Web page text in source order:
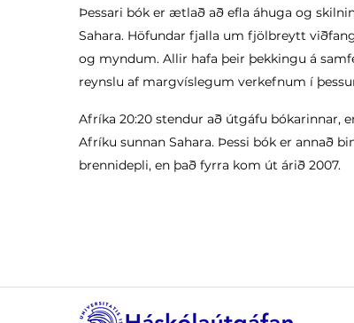
Þessari bók er ætlað að efla áhuga og
Sahara. Höfundar fjalla um fjölbreytt
og myndum. Allir hafa þeir þekkingu á
reynslu af margvíslegum verkefnum í
Afríka 20:20 stendur að útgáfu bókarinnar,
Afríku sunnan Sahara. Þessi bók er annað
brennidepli, en það fyrra kom út árið 2007.